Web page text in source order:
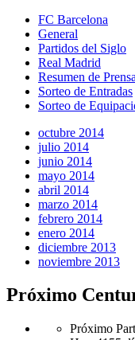
FC Barcelona
General
Partidos del Siglo
Real Madrid
Resumen de Prensa
Sorteo de Entradas
Sorteo de
octubre 2014
julio 2014
junio 2014
mayo 2014
abril 2014
marzo 2014
febrero 2014
enero 2014
diciembre 2013
noviembre 2013
Próximo
Próximo